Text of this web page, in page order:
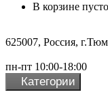
В корзине
625007, Россия,
пн-пт 10:00-18:00
Категории